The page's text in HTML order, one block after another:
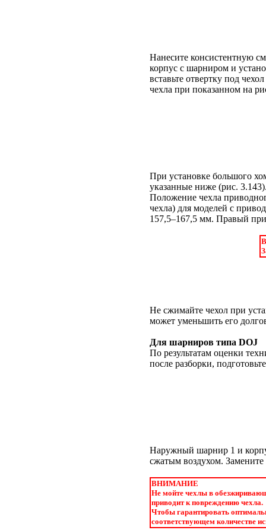
Нанесите консистентную
корпус с шарниром и
вставьте отвертку под
чехла при показанном на
При установке большого
указанные ниже (рис. 3.143
Положение чехла
чехла) для моделей с
157,5–167,5 мм. Правый
Не сжимайте чехол при
может уменьшить его
Для шарниров типа DOJ
По результатам оценки
после разборки,
Наружный шарнир 1 и
сжатым воздухом.
ВНИМАНИЕ
Не мойте чехлы в
приводит к повреждению чехла.
Чтобы гарантировать
соответствующем количестве